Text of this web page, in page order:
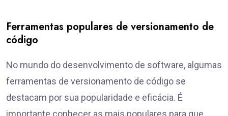
Ferramentas populares de versionamento de
código
No mundo do desenvolvimento de software, algumas
ferramentas de versionamento de código se
destacam por sua popularidade e eficácia. É
importante conhecer as mais populares para que